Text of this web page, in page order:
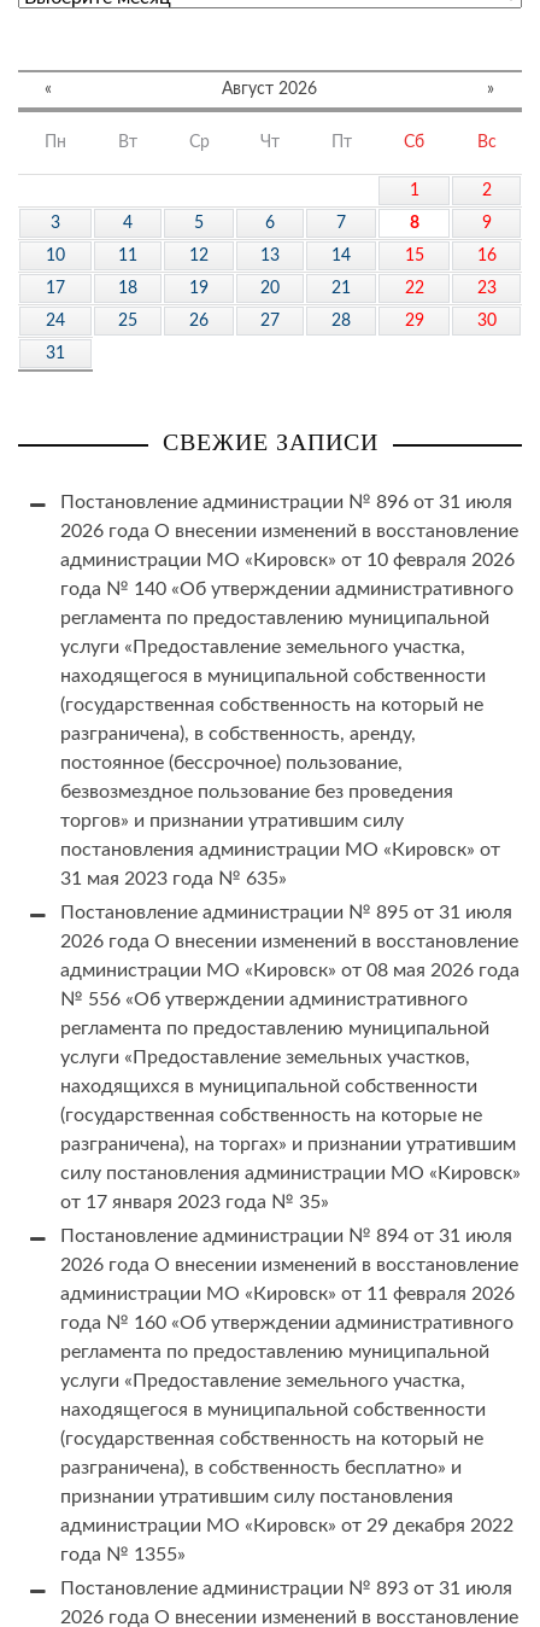
« Август 2026 »
Пн Вт Ср Чт Пт Сб Вс
1
2
3
4 5 6 7 8
9
10
11 12 13 14 15
16
17
18 19 20 21 22
23
24
25 26 27 28 29
30
31
СВЕЖИЕ ЗАПИСИ
Постановление администрации № 896 от 31 июля
2026 года О внесении изменений в восстановление
администрации МО «Кировск» от 10 февраля 2026
года № 140 «Об утверждении административного
регламента по предоставлению муниципальной
услуги «Предоставление земельного участка,
находящегося в муниципальной собственности
(государственная собственность на который не
разграничена), в собственность, аренду,
постоянное (бессрочное) пользование,
безвозмездное пользование без проведения
торгов» и признании утратившим силу
постановления администрации МО «Кировск» от
31 мая 2023 года № 635»
Постановление администрации № 895 от 31 июля
2026 года О внесении изменений в восстановление
администрации МО «Кировск» от 08 мая 2026 года
№ 556 «Об утверждении административного
регламента по предоставлению муниципальной
услуги «Предоставление земельных участков,
находящихся в муниципальной собственности
(государственная собственность на которые не
разграничена), на торгах» и признании утратившим
силу постановления администрации МО «Кировск»
от 17 января 2023 года № 35»
Постановление администрации № 894 от 31 июля
2026 года О внесении изменений в восстановление
администрации МО «Кировск» от 11 февраля 2026
года № 160 «Об утверждении административного
регламента по предоставлению муниципальной
услуги «Предоставление земельного участка,
находящегося в муниципальной собственности
(государственная собственность на который не
разграничена), в собственность бесплатно» и
признании утратившим силу постановления
администрации МО «Кировск» от 29 декабря 2022
года № 1355»
Постановление администрации № 893 от 31 июля
2026 года О внесении изменений в восстановление